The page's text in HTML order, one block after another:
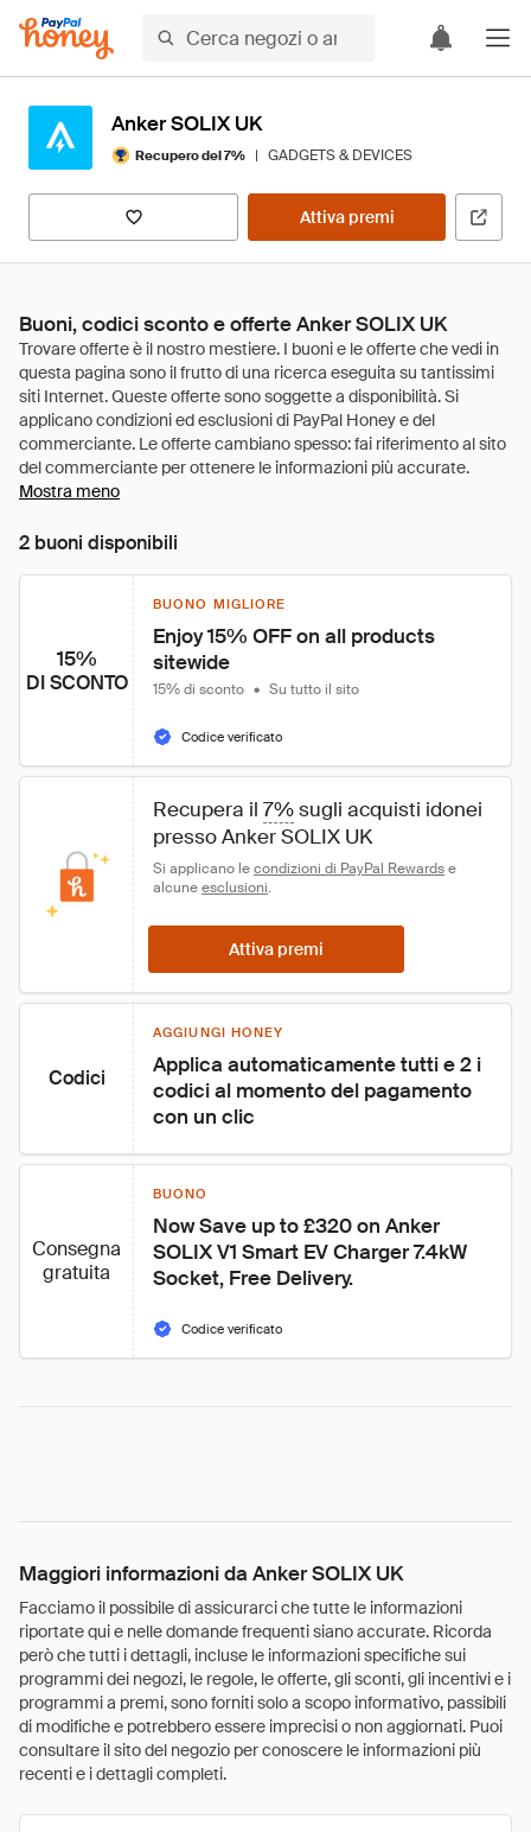
Anker SOLIX UK
Recupero del 7% | GADGETS & DEVICES
Attiva premi
Buoni, codici sconto e offerte Anker SOLIX UK
Mostra meno
2 buoni disponibili
15%
DI SCONTO
BUONO MIGLIORE
Enjoy 15% OFF on all products
sitewide
15% di sconto • Su tutto il sito
Codice verificato
Recupera il 7% sugli acquisti idonei
presso Anker SOLIX UK
Si applicano le condizioni di PayPal Rewards e
alcune esclusioni.
Attiva premi
Codici
AGGIUNGI HONEY
Applica automaticamente tutti e 2 i
codici al momento del pagamento
con un clic
Consegna
gratuita
BUONO
Now Save up to £320 on Anker
SOLIX V1 Smart EV Charger 7.4kW
Socket, Free Delivery.
Codice verificato
Maggiori informazioni da Anker SOLIX UK
Facciamo il possibile di assicurarci che tutte le informazioni
riportate qui e nelle domande frequenti siano accurate. Ricorda
però che tutti i dettagli, incluse le informazioni specifiche sui
programmi dei negozi, le regole, le offerte, gli sconti, gli incentivi e i
programmi a premi, sono forniti solo a scopo informativo, passibili
di modifiche e potrebbero essere imprecisi o non aggiornati. Puoi
consultare il sito del negozio per conoscere le informazioni più
recenti e i dettagli completi.